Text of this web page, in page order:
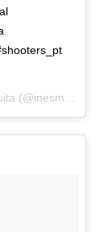
Uma publicação partilhada por Ines Mesquita (@inesmesquitafoto) a